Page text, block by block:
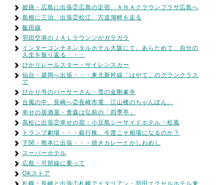
姫路・広島に出張②広島の定宿、ＡＮＡクラウンプラザ広島へ
島根に三泊、出張②松江、宍道湖畔を走る
飯田線
羽田空港のＪＡＬラウンジがガラガラ
インターコンチネンタルホテル大阪にて。あらためて、自分の
人生を振り返る・・・
ひかりレールスター・サイレンスカー
仙台・盛岡へ出張・・・東北新幹線「はやて」のグランクラス
で
ひかり号のパーサーさん・雪の金剛峯寺
台風の中、長崎へ②長崎市電、江山楼のちゃんぽん。
幸せの居酒屋・青森は弘前の「四季亭」
高松に出張②幸せの宿：小豆島シーサイドホテル・松風
トランプ劇場・・・銀行株、今度こそ相場になるのか？
下関・熊本に出張・・・焼きカレーとかしわめし
スーパーホテル
広島・可部線に乗って
OKストア
札幌・長崎と出張①札幌でイタリアン・羽田エクセルホテル東